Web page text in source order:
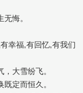
悔。
幸福,有回忆,有我们
大雪纷飞。
定而恒久。